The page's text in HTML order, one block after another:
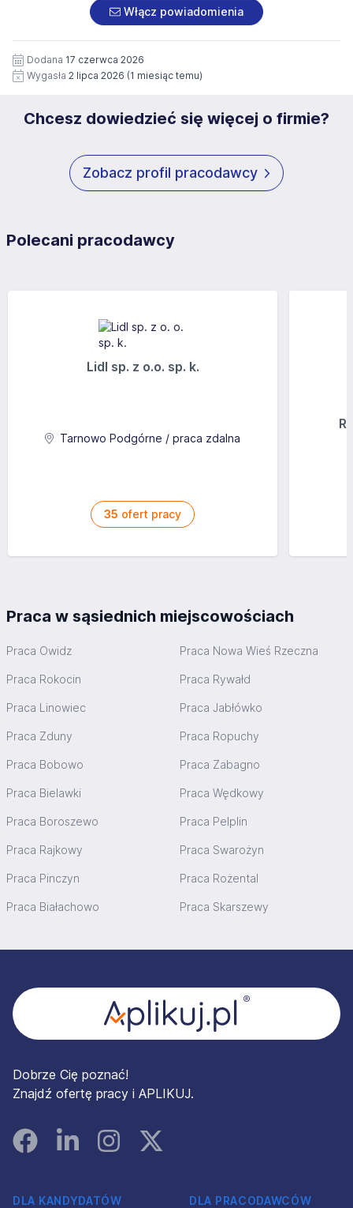
pod numerem 33 816 64 09 lub pisemnie na adres
siedziby administratora.
https://www.workprofit.pl/klauzula-informacyjna.html
załączonych dokumentach aplikacyjnych (w tym
wizerunku), na potrzeby przyszłych rekrutacji przez okres
12 miesięcy. Zgoda jest dobrowolna i może być w każdym
czasie wycofana.
Włącz powiadomienia
Dodana 17 czerwca 2026
Wygasła 2 lipca 2026 (1 miesiąc temu)
Chcesz dowiedzieć się więcej o firmie?
Zobacz profil pracodawcy
Polecani pracodawcy
Lidl sp. z o.o. sp. k.
Tarnowo Podgórne / praca zdalna
35 ofert pracy
Praca w sąsiednich miejscowościach
Praca Owidz Praca Nowa Wieś Rzeczna
Praca Rokocin Praca Rywałd
Praca Linowiec Praca Jabłówko
Praca Zduny Praca Ropuchy
Praca Bobowo Praca Zabagno
Praca Bielawki Praca Wędkowy
Praca Boroszewo Praca Pelplin
Praca Rajkowy Praca Swarożyn
Praca Pinczyn Praca Rożental
Praca Białachowo Praca Skarszewy
Dobrze Cię poznać!
Znajdź ofertę pracy i APLIKUJ.
FacebookLinked InInstagramInstagram
DLA KANDYDATÓW DLA PRACODAWCÓW